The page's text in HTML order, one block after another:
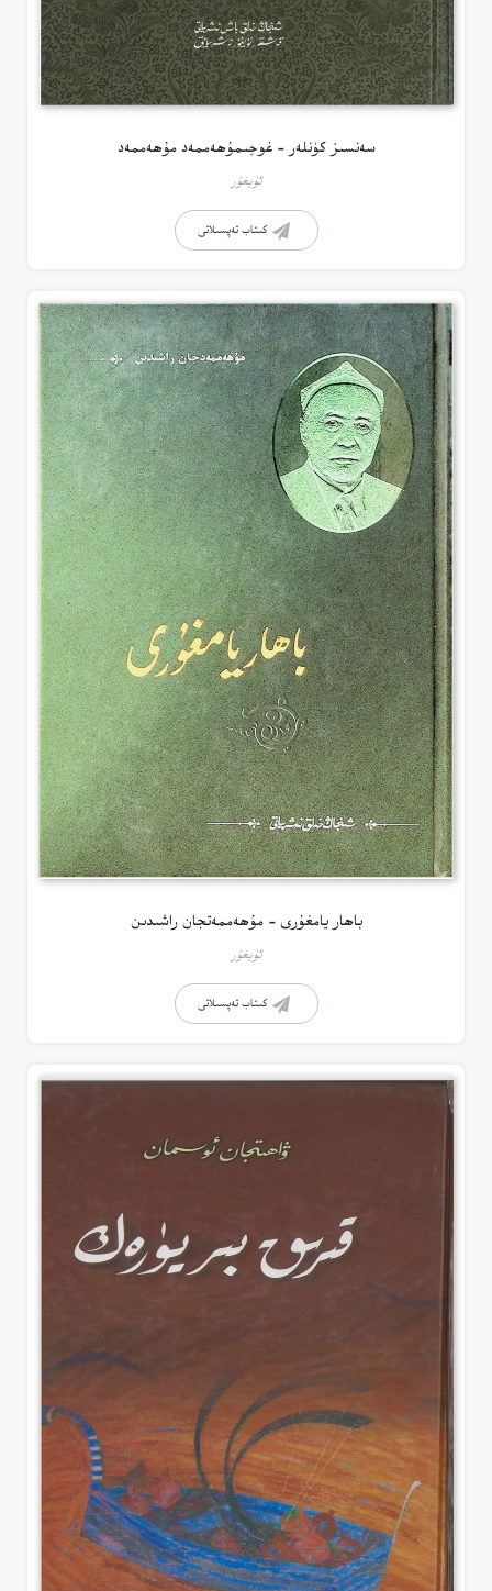
سەنسىز كۈنلەر – غوجىمۇھەممەد مۇھەممەد
ئۇيغۇر
كىتاب تەپسىلاتى
باھار يامغۇرى – مۇھەممەتجان راشىدىن
ئۇيغۇر
كىتاب تەپسىلاتى